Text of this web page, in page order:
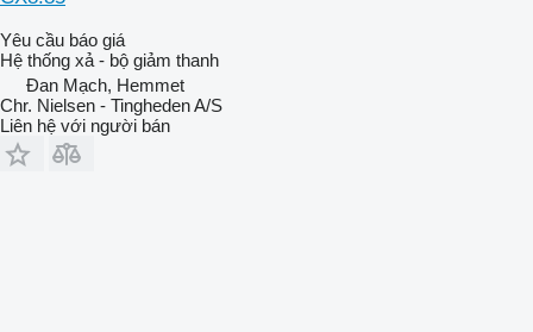
Yêu cầu báo giá
Hệ thống xả - bộ giảm thanh
Đan Mạch, Hemmet
Chr. Nielsen - Tingheden A/S
Liên hệ với người bán